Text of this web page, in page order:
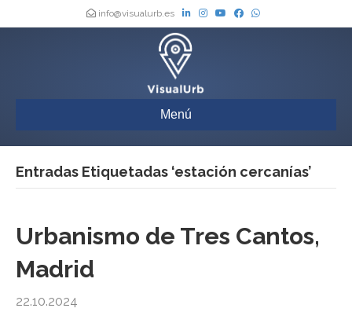
info@visualurb.es
Menú
Entradas Etiquetadas ‘estación cercanías’
Urbanismo de Tres Cantos,
Madrid
22.10.2024